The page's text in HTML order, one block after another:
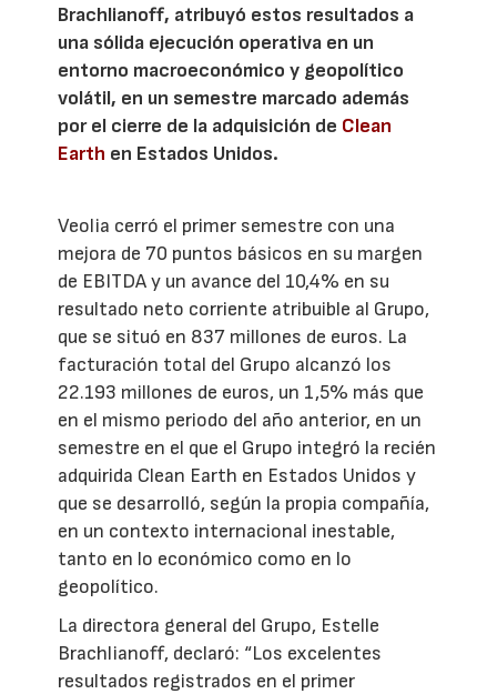
Brachlianoff, atribuyó estos resultados a
una sólida ejecución operativa en un
entorno macroeconómico y geopolítico
volátil, en un semestre marcado además
por el cierre de la adquisición de Clean
Earth en Estados Unidos.
Veolia cerró el primer semestre con una
mejora de 70 puntos básicos en su margen
de EBITDA y un avance del 10,4% en su
resultado neto corriente atribuible al Grupo,
que se situó en 837 millones de euros. La
facturación total del Grupo alcanzó los
22.193 millones de euros, un 1,5% más que
en el mismo periodo del año anterior, en un
semestre en el que el Grupo integró la recién
adquirida Clean Earth en Estados Unidos y
que se desarrolló, según la propia compañía,
en un contexto internacional inestable,
tanto en lo económico como en lo
geopolítico.
La directora general del Grupo, Estelle
Brachlianoff, declaró: “Los excelentes
resultados registrados en el primer